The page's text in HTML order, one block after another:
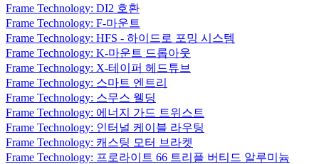
Frame Technology: DI2 호환
Frame Technology: F-마운트
Frame Technology: HFS - 하이드로 포밍 시스템
Frame Technology: K-마운트 드롭아웃
Frame Technology: X-테이퍼 헤드튜브
Frame Technology: 스마트 엔트리
Frame Technology: 스무스 웰딩
Frame Technology: 에너지 가드 트위스트
Frame Technology: 인터널 케이블 라우팅
Frame Technology: 캐스팅 모터 브라켓
Frame Technology: 프로라이트 66 트리플 버티드 알루미늄